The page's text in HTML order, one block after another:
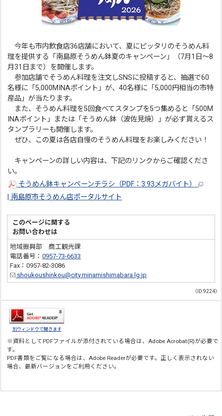
今年も市内飲食店36店舗において、夏にピッタリのそうめん料
理を提供する「南島原そうめん鉢夏のキャンペーン」（7月1日～8
月31日まで）を開催します。
参加店舗でそうめん料理を注文しSNSに投稿すると、抽選で60
名様に「5,000MINAポイント」が、40名様に「5,000円相当の市特
産品」が当たります。
また、そうめん料理を5回食べてスタンプを5つ集めると「500M
INAポイント」または「そうめん鉢（波佐見焼）」が必ず貰えるス
タンプラリーも開催します。
ぜひ、この夏は各店自慢のそうめん料理をお楽しみください！
キャンペーンの詳しい内容は、下記のリンクからご確認くださ
い。
そうめん鉢キャンペーンチラシ（PDF：3.93メガバイト）
| 南島原市そうめん店ポータルサイト
このページに関する
お問い合わせは
地域振興部 商工観光課
電話番号：0957-73-6633
Fax：0957-82-3086
shoukoushinkou@city.minamishimabara.lg.jp
（ID:9224）
別ウィンドウで開きます
※資料としてPDFファイルが添付されている場合は、Adobe Acrobat(R)が必要で
す。
PDF書類をご覧になる場合は、Adobe Readerが必要です。正しく表示されない
場合、最新バージョンをご利用ください。